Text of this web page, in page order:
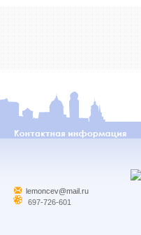
lemoncev@mail.ru
697-726-601